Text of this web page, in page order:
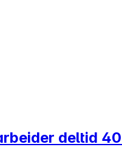
deltid